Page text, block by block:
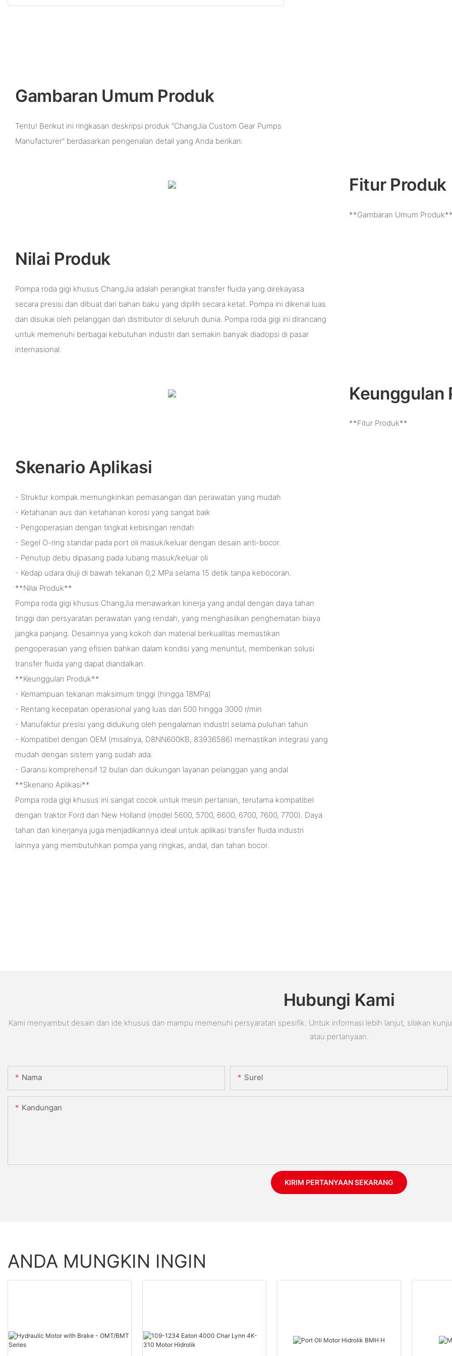
Gambaran Umum Produk
Tentu! Berikut ini ringkasan deskripsi produk “ChangJia Custom Gear Pumps
Manufacturer” berdasarkan pengenalan detail yang Anda berikan:
Fitur Produk
**Gambaran Umum
Nilai Produk
Pompa roda gigi khusus ChangJia adalah perangkat transfer fluida yang direkayasa
secara presisi dan dibuat dari bahan baku yang dipilih secara ketat. Pompa ini dikenal luas
dan disukai oleh pelanggan dan distributor di seluruh dunia. Pompa roda gigi ini dirancang
untuk memenuhi berbagai kebutuhan industri dan semakin banyak diadopsi di pasar
internasional.
Keunggulan
**Fitur Produk**
Skenario Aplikasi
- Struktur kompak memungkinkan pemasangan dan perawatan yang mudah
- Ketahanan aus dan ketahanan korosi yang sangat baik
- Pengoperasian dengan tingkat kebisingan rendah
- Segel O-ring standar pada port oli masuk/keluar dengan desain anti-bocor.
- Penutup debu dipasang pada lubang masuk/keluar oli
- Kedap udara diuji di bawah tekanan 0,2 MPa selama 15 detik tanpa kebocoran.
**Nilai Produk**
Pompa roda gigi khusus ChangJia menawarkan kinerja yang andal dengan daya tahan
tinggi dan persyaratan perawatan yang rendah, yang menghasilkan penghematan biaya
jangka panjang. Desainnya yang kokoh dan material berkualitas memastikan
pengoperasian yang efisien bahkan dalam kondisi yang menuntut, memberikan solusi
transfer fluida yang dapat diandalkan.
**Keunggulan Produk**
- Kemampuan tekanan maksimum tinggi (hingga 18MPa)
- Rentang kecepatan operasional yang luas dari 500 hingga 3000 r/min
- Manufaktur presisi yang didukung oleh pengalaman industri selama puluhan tahun
- Kompatibel dengan OEM (misalnya, D8NN600KB, 83936586) memastikan integrasi yang
mudah dengan sistem yang sudah ada.
- Garansi komprehensif 12 bulan dan dukungan layanan pelanggan yang andal
**Skenario Aplikasi**
Pompa roda gigi khusus ini sangat cocok untuk mesin pertanian, terutama kompatibel
dengan traktor Ford dan New Holland (model 5600, 5700, 6600, 6700, 7600, 7700). Daya
tahan dan kinerjanya juga menjadikannya ideal untuk aplikasi transfer fluida industri
lainnya yang membutuhkan pompa yang ringkas, andal, dan tahan bocor.
Hubungi Kami
Kami menyambut desain dan ide khusus dan mampu memenuhi persyaratan spesifik. Untuk informasi lebih lanjut, silakan
atau pertanyaan.
Nama Surel
Kandungan
KIRIM PERTANYAAN SEKARANG
ANDA MUNGKIN INGIN